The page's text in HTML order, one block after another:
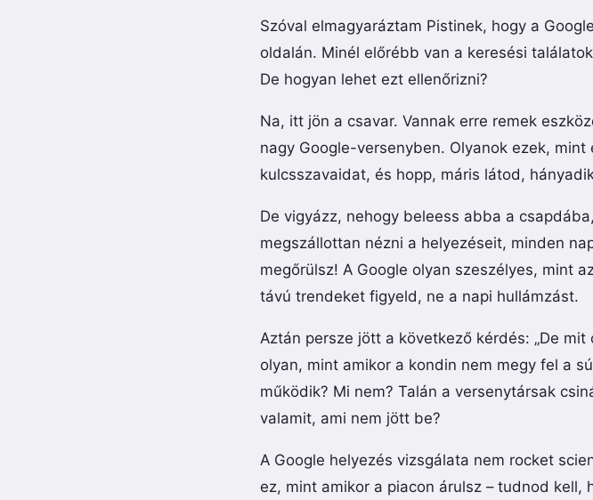
Szóval elmagyaráztam Pistinek, hogy a
oldalán. Minél előrébb van a keresési
De hogyan lehet ezt ellenőrizni?
Na, itt jön a csavar. Vannak erre remek
nagy Google-versenyben. Olyanok ezek,
kulcsszavaidat, és hopp, máris látod,
De vigyázz, nehogy beleess abba a
megszállottan nézni a helyezéseit, minden
megőrülsz! A Google olyan szeszélyes, mint
távú trendeket figyeld, ne a napi hullámzást.
Aztán persze jött a következő kérdés: „De
olyan, mint amikor a kondin nem megy fel a
működik? Mi nem? Talán a versenytársak
valamit, ami nem jött be?
A Google helyezés vizsgálata nem rocket
ez, mint amikor a piacon árulsz – tudnod kell,